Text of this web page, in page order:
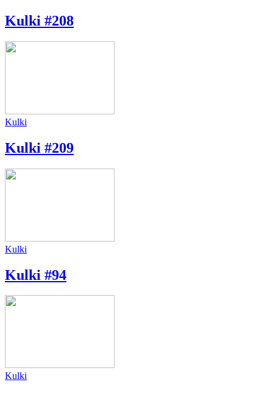
Kulki #208
Kulki
Kulki #209
Kulki
Kulki #94
Kulki